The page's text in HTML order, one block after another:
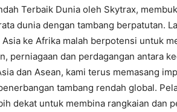
Terbaik Dunia oleh Skytrax,
dunia dengan tambang berpatutan.
ke Afrika malah berpotensi untuk
perniagaan dan perdagangan antara
dan Asean, kami terus memasang
tambang rendah global.
dekat untuk membina rangkaian dan